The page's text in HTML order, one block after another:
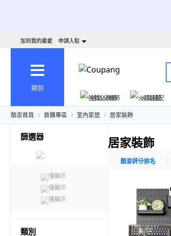
加到我的最愛 申請入駐
類別
爸氣父親節
火箭速配
酷澎首頁 首購專區 室內家居 居家裝飾
篩選器
僅顯示
僅顯示
僅顯示
類別
居家裝飾
酷澎評分排名